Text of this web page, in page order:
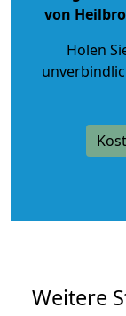
von
Holen
Weitere